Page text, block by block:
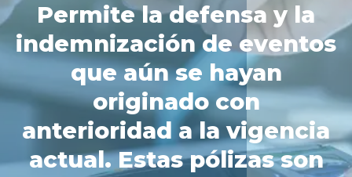
Permite la defensa y la
indemnización de eventos
que aún se hayan
originado con
anterioridad a la vigencia
actual. Estas pólizas son